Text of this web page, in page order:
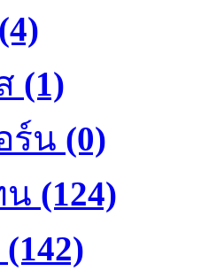
(4)
(1)
ร์น (0)
น (124)
(142)